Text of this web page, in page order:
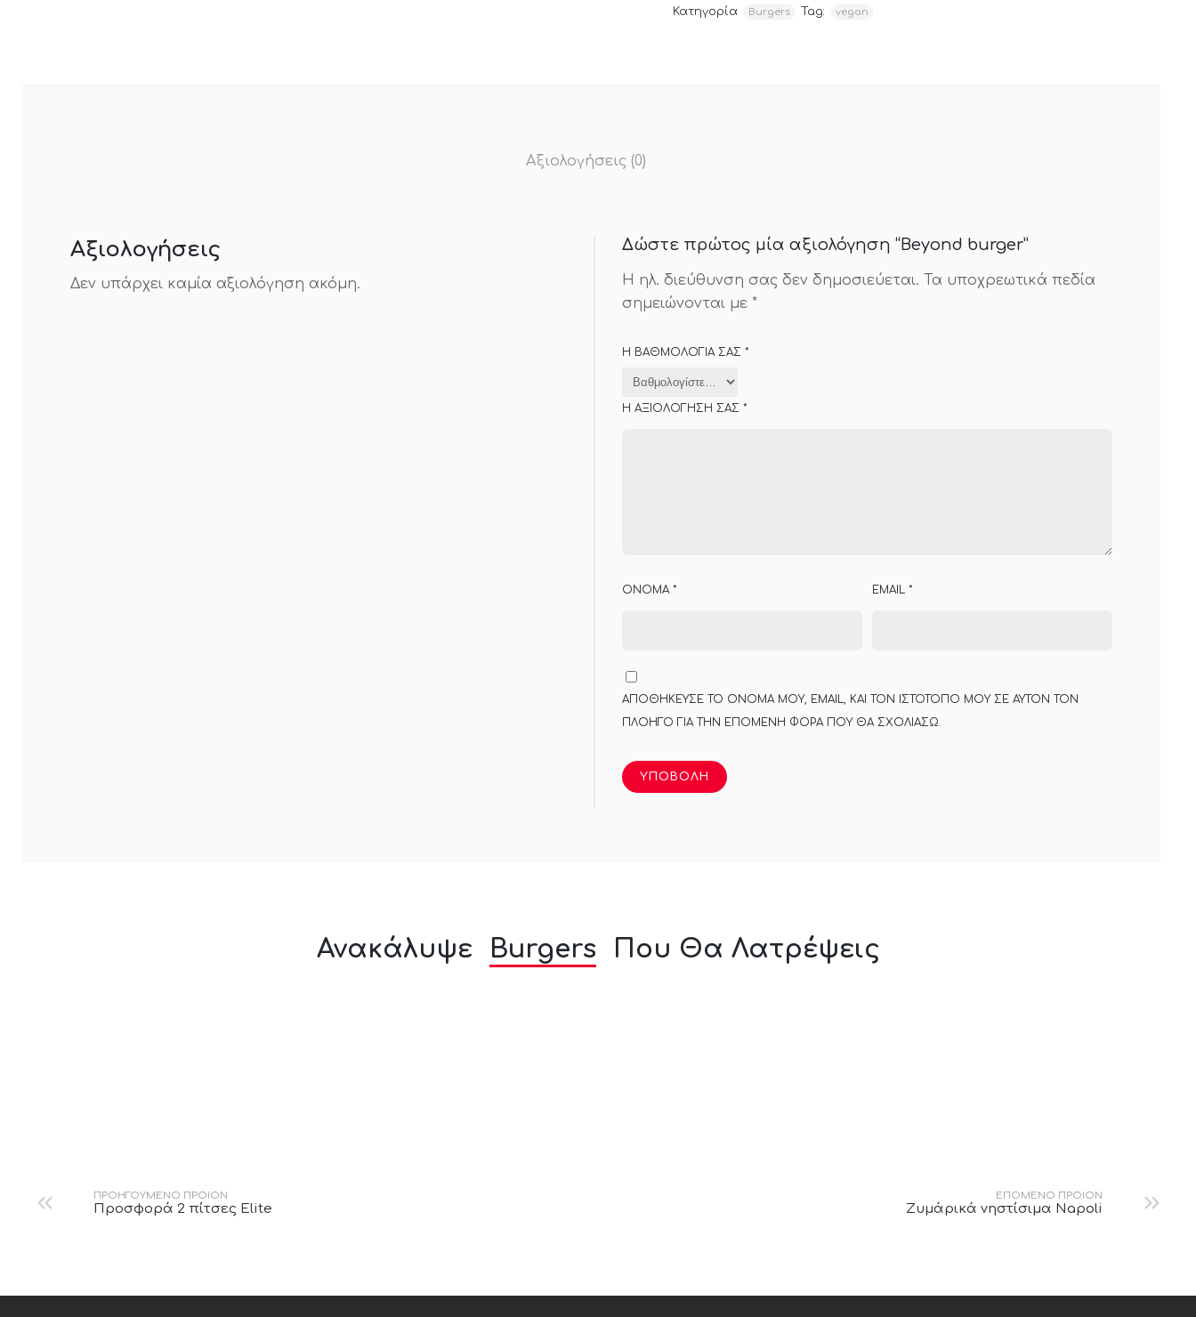
Κατηγορία Burgers Tag: vegan
Αξιολογήσεις (0)
Αξιολογήσεις
Δεν υπάρχει καμία αξιολόγηση ακόμη.
Δώστε πρώτος μία αξιολόγηση “Beyond burger”
Η ηλ. διεύθυνση σας δεν δημοσιεύεται. Τα υποχρεωτικά πεδία
σημειώνονται με *
Η ΒΑΘΜΟΛΟΓΊΑ ΣΑΣ *
Η ΑΞΙΟΛΌΓΗΣΉ ΣΑΣ *
ΌΝΟΜΑ * EMAIL*
ΑΠΟΘΉΚΕΥΣΕ ΤΟ ΌΝΟΜΆ ΜΟΥ, EMAIL, ΚΑΙ ΤΟΝ ΙΣΤΌΤΟΠΟ ΜΟΥ ΣΕ ΑΥΤΌΝ ΤΟΝ
ΠΛΟΗΓΌ ΓΙΑ ΤΗΝ ΕΠΌΜΕΝΗ ΦΟΡΆ ΠΟΥ ΘΑ ΣΧΟΛΙΆΣΩ.
Ανακάλυψε Burgers Που Θα Λατρέψεις
ΠΡΟΗΓΟΥΜΕΝΟ ΠΡΟΙΟΝ
Προσφορά 2 πίτσες Elite
ΕΠΟΜΕΝΟ ΠΡΟΙΟΝ
Ζυμάρικά νηστίσιμα Napoli